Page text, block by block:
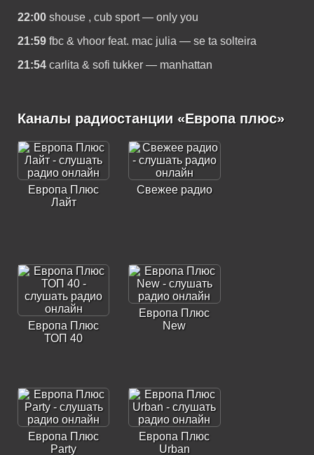
22:00 shouse , cub sport — only you
21:59 fbc & vhoor feat. mac julia — se ta solteira
21:54 carlita & sofi tukker — manhattan
Каналы радиостанции «Европа плюс»
Европа Плюс
Лайт
Свежее радио
Европа Плюс
ТОП 40
Европа Плюс
New
Европа Плюс
Party
Европа Плюс
Urban